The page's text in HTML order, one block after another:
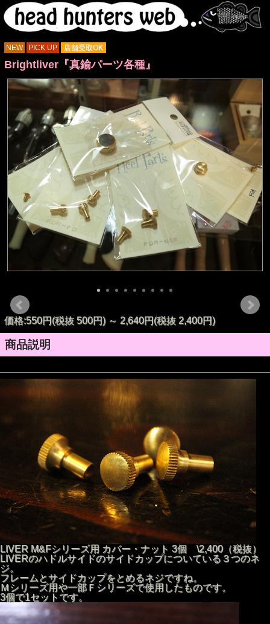
NEW PICK UP 店舗受取OK
Brightliver『真鍮パーツ各種』
価格:550円(税抜 500円) ～ 2,640円(税抜 2,400円)
商品説明
LIVER M&Fシリーズ用 カバー・ナット 3個 \2,400（税抜）
LIVERのハドルサイドのサイドカップについている３つのネ
ジ。
フレームとサイドカップをとめるネジですね。
Ｍシリーズ用や一部Ｆシリーズで使用したものです。
3個で1セットです。